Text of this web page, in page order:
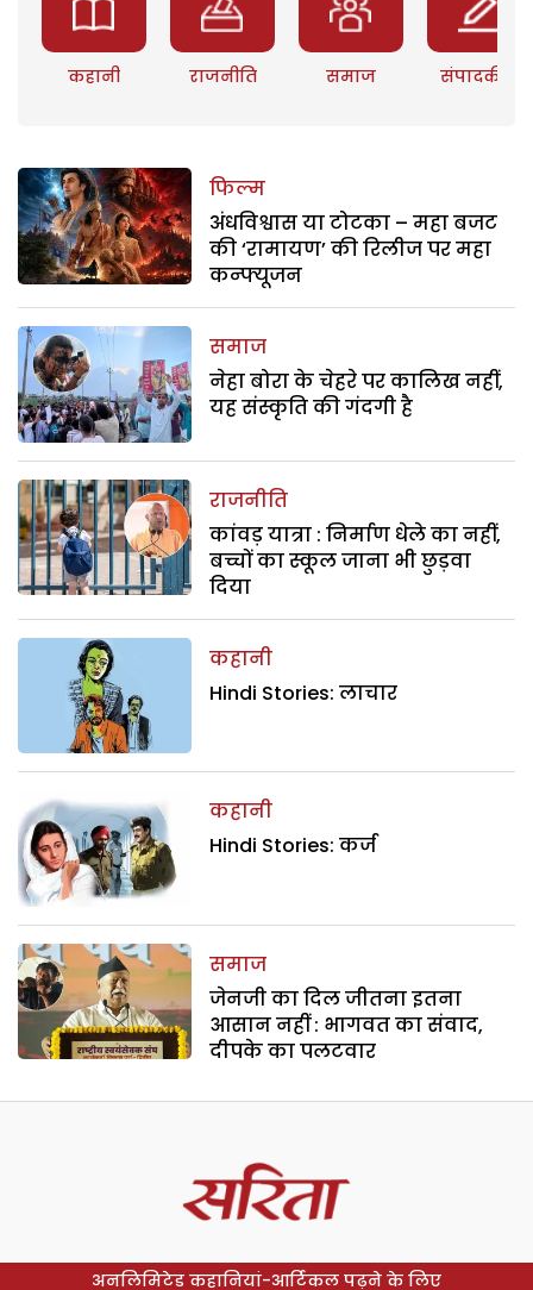
कहानी राजनीति समाज संपादकीय
फिल्म
अंधविश्वास या टोटका – महा बजट
की ‘रामायण’ की रिलीज पर महा
कन्फ्यूजन
समाज
नेहा बोरा के चेहरे पर कालिख नहीं,
यह संस्कृति की गंदगी है
राजनीति
कांवड़ यात्रा : निर्माण धेले का नहीं,
बच्चों का स्कूल जाना भी छुड़वा
दिया
कहानी
Hindi Stories: लाचार
कहानी
Hindi Stories: कर्ज
समाज
जेनजी का दिल जीतना इतना
आसान नहीं : भागवत का संवाद,
दीपके का पलटवार
अनलिमिटेड कहानियां-आर्टिकल पढ़ने के लिए